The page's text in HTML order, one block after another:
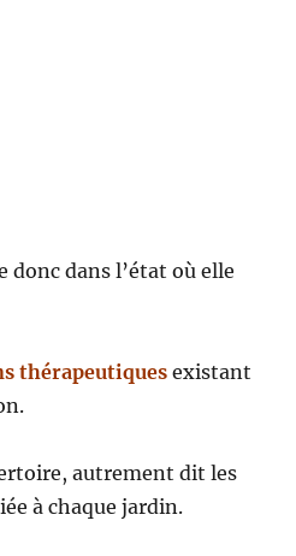
donc dans l’état où elle
thérapeutiquesexistant
autrement dit les
à chaque jardin.